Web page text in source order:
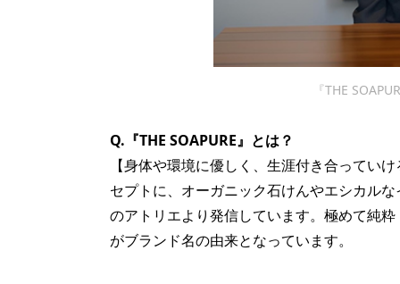
『THE
Q.『THE SOAPURE』とは？
【身体や環境に優しく、生涯付き合ってい
セプトに、オーガニック石けんやエシカル
のアトリエより発信しています。極めて純
がブランド名の由来となっています。